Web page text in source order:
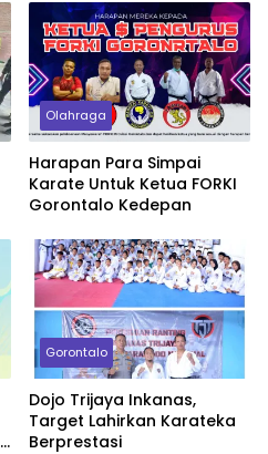
Olahraga
Harapan Para Simpai
Karate Untuk Ketua FORKI
Gorontalo Kedepan
Gorontalo
Dojo Trijaya Inkanas,
Target Lahirkan Karateka
Berprestasi